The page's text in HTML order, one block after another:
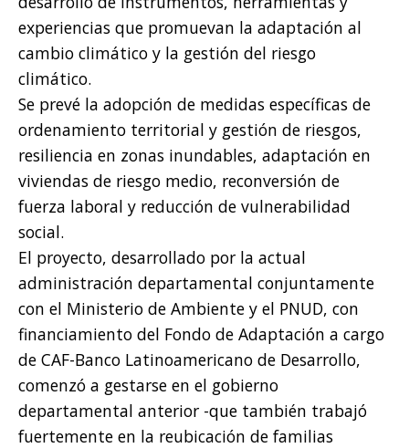
experiencias que promuevan la adaptación al
cambio climático y la gestión del riesgo
climático.
Se prevé la adopción de medidas específicas de
ordenamiento territorial y gestión de riesgos,
resiliencia en zonas inundables, adaptación en
viviendas de riesgo medio, reconversión de
fuerza laboral y reducción de vulnerabilidad
social.
El proyecto, desarrollado por la actual
administración departamental conjuntamente
con el Ministerio de Ambiente y el PNUD, con
financiamiento del Fondo de Adaptación a cargo
de CAF-Banco Latinoamericano de Desarrollo,
comenzó a gestarse en el gobierno
departamental anterior -que también trabajó
fuertemente en la reubicación de familias